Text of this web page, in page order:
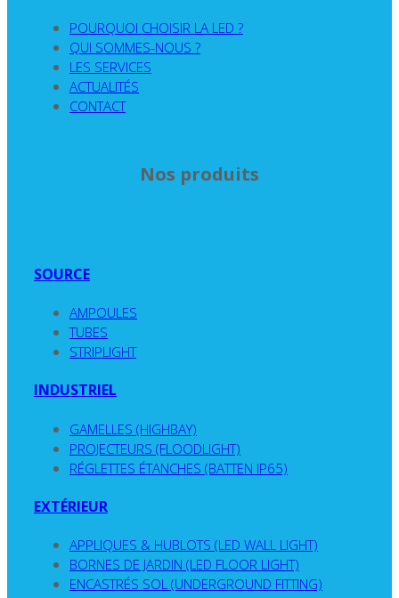
POURQUOI CHOISIR LA LED ?
QUI SOMMES-NOUS ?
LES SERVICES
ACTUALITÉS
CONTACT
Nos produits
SOURCE
AMPOULES
TUBES
STRIPLIGHT
INDUSTRIEL
GAMELLES (HIGHBAY)
PROJECTEURS (FLOODLIGHT)
RÉGLETTES ÉTANCHES (BATTEN IP65)
EXTÉRIEUR
APPLIQUES & HUBLOTS (LED WALL LIGHT)
BORNES DE JARDIN (LED FLOOR LIGHT)
ENCASTRÉS SOL (UNDERGROUND FITTING)